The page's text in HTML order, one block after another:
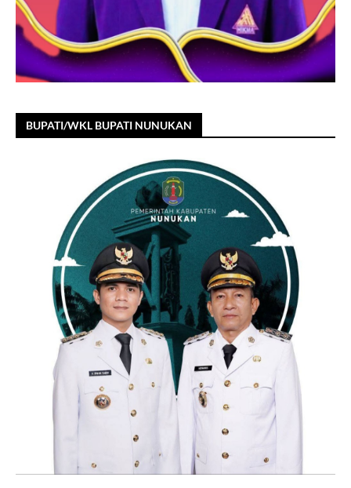
BUPATI/WKL BUPATI NUNUKAN